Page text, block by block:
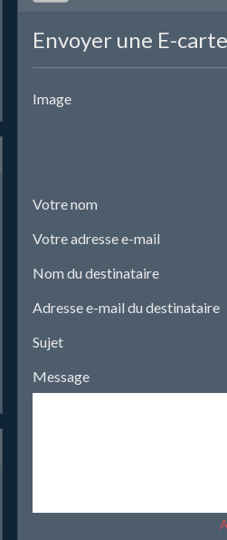
Envoyer une E-
Image
Votre nom
Votre adresse e-mail
Nom du destinataire
Adresse e-mail du destinataire
Sujet
Message